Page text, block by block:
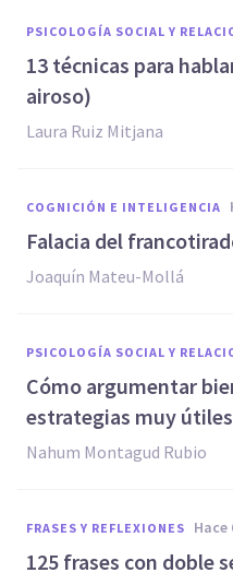
PSICOLOGÍA SOCIAL Y
13 técnicas para
airoso)
Laura Ruiz Mitjana
COGNICIÓN E INTELIGENCIA
Falacia del
Joaquín Mateu-Mollá
PSICOLOGÍA SOCIAL Y
Cómo argumentar
estrategias muy útiles
Nahum Montagud Rubio
FRASES Y REFLEXIONES
125 frases con doble